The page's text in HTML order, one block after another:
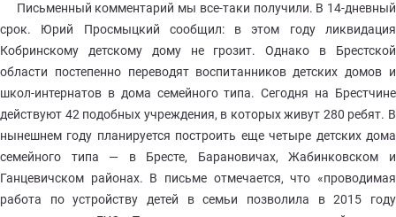
Письменный комментарий мы все-таки получили. В 14-дневный
срок. Юрий Просмыцкий сообщил: в этом году ликвидация
Кобринскому детскому дому не грозит. Однако в Брестской
области постепенно переводят воспитанников детских домов и
школ-интернатов в дома семейного типа. Сегодня на Брестчине
действуют 42 подобных учреждения, в которых живут 280 ребят. В
нынешнем году планируется построить еще четыре детских дома
семейного типа — в Бресте, Барановичах, Жабинковском и
Ганцевичском районах. В письме отмечается, что «проводимая
работа по устройству детей в семьи позволила в 2015 году